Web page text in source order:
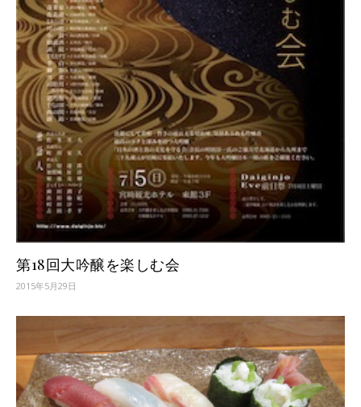
第18回大吟醸を楽しむ会
2015年5月29日